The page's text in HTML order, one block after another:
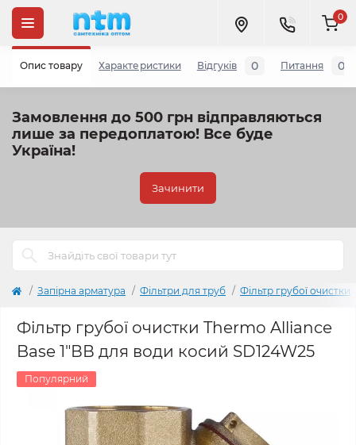
Замовлення до 500 грн відправляються
лише за передоплатою! Все буде
Україна!
Зачинити
0
Запірна арматура Фільтри для труб Фільтр грубої очистки
Фільтр грубої очистки Thermo Alliance
Base 1"ВВ для води косий SD124W25
Популярний
Опис товару Характеристики Відгуків 0 Питання 0